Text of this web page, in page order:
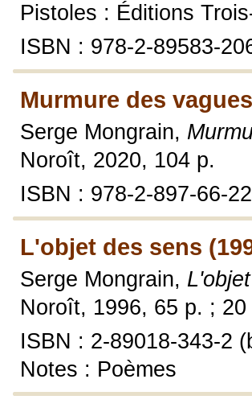
Pistoles : Éditions
ISBN : 978-2-89583-
Murmure des
Serge Mongrain,
Noroît, 2020, 104 p.
ISBN : 978-2-897-66-
L'objet des sens
Serge Mongrain,
Noroît, 1996, 65 p. ; 20
ISBN : 2-89018-343-2
Notes : Poèmes